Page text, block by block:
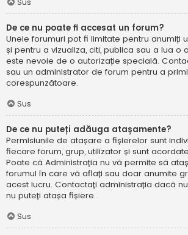
Sus
De ce nu poate fi accesat un forum?
Unele forumuri pot fi limitate pentru anumiți
și pentru a vizualiza, citi, publica sau a lua o
este nevoie de o autorizație specială.
sau un administrator de forum pentru a
corespunzătoare.
Sus
De ce nu puteți adăuga atașamente?
Permisiunile de atașare a fișierelor sunt
fiecare forum, grup, utilizator și sunt
Poate că Administrația nu vă permite să
forumul în care vă aflați sau doar anumite
acest lucru. Contactați administrația dacă
nu puteți atașa fișiere.
Sus